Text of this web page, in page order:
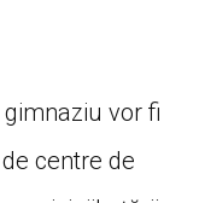
vor fi
centre de